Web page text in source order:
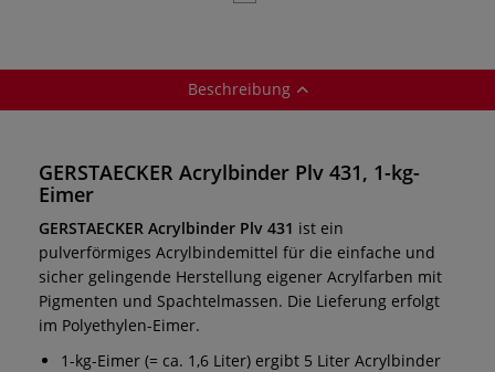
Beschreibung
GERSTAECKER Acrylbinder Plv 431, 1-kg-
Eimer
GERSTAECKER Acrylbinder Plv 431 ist ein
pulverförmiges Acrylbindemittel für die einfache und
sicher gelingende Herstellung eigener Acrylfarben mit
Pigmenten und Spachtelmassen. Die Lieferung erfolgt
im Polyethylen-Eimer.
1-kg-Eimer (= ca. 1,6 Liter) ergibt 5 Liter Acrylbinder